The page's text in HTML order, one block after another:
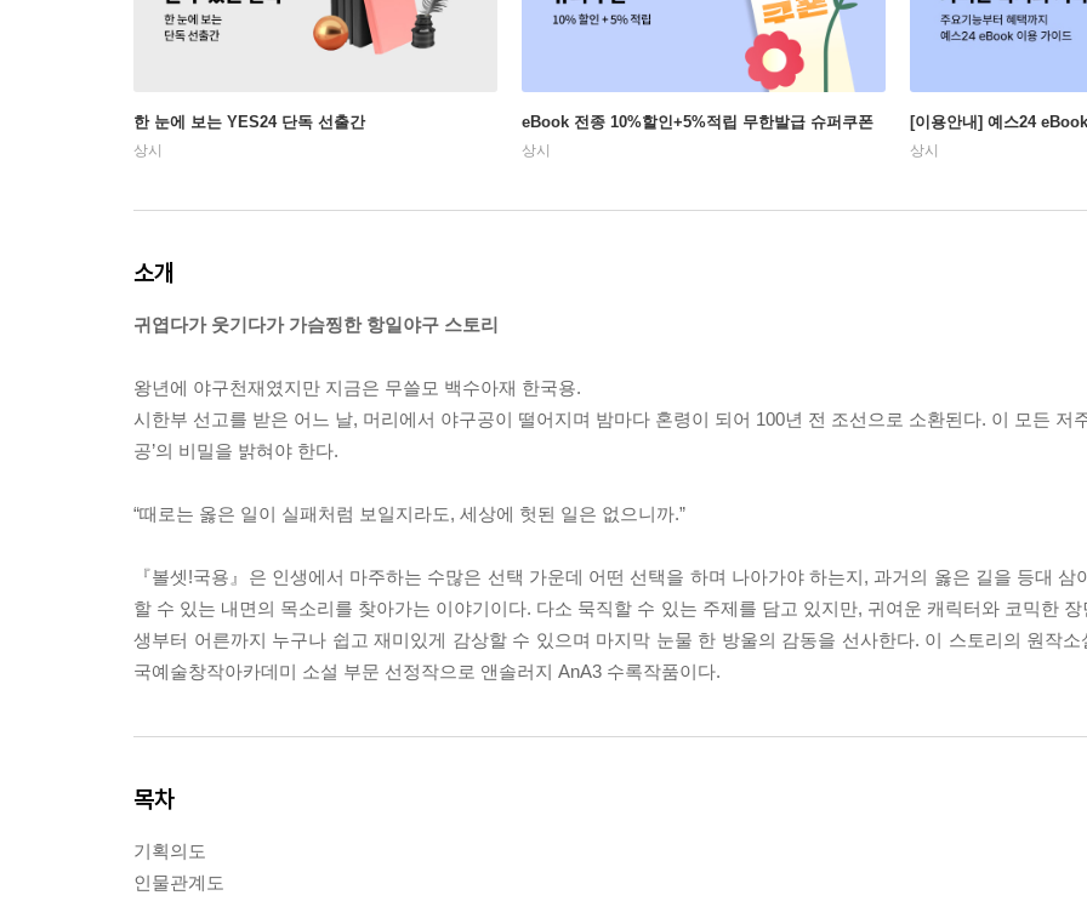
한 눈에 보는 YES24 단독 선출간
상시
eBook 전종 10%할인+5%적립 무한발급 슈퍼쿠폰
상시
[이용안내] 예스24
상시
소개
귀엽다가 웃기다가 가슴찡한 항일야구 스토리
왕년에 야구천재였지만 지금은 무쓸모 백수아재 한국용.
시한부 선고를 받은 어느 날, 머리에서 야구공이 떨어지며 밤마다 혼령이 되어 100년 전 조선으로 소환된다. 이 모든 저
공’의 비밀을 밝혀야 한다.
“때로는 옳은 일이 실패처럼 보일지라도, 세상에 헛된 일은 없으니까.”
『볼셋!국용』은 인생에서 마주하는 수많은 선택 가운데 어떤 선택을 하며 나아가야 하는지, 과거의 옳은 길을 등대 삼
할 수 있는 내면의 목소리를 찾아가는 이야기이다. 다소 묵직할 수 있는 주제를 담고 있지만, 귀여운 캐릭터와 코믹한
생부터 어른까지 누구나 쉽고 재미있게 감상할 수 있으며 마지막 눈물 한 방울의 감동을 선사한다. 이 스토리의 원작
국예술창작아카데미 소설 부문 선정작으로 앤솔러지 AnA3 수록작품이다.
목차
기획의도
인물관계도